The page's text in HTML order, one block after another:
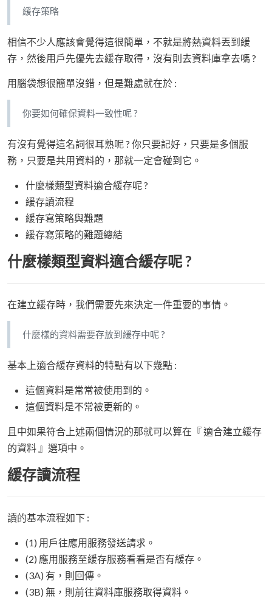
緩存策略
相信不少人應該會覺得這很簡單，不就是將熱資料丟到緩
存，然後用戶先優先去緩存取得，沒有則去資料庫拿去嗎 ?
用腦袋想很簡單沒錯，但是難處就在於 :
你要如何確保資料一致性呢 ?
有沒有覺得這名詞很耳熟呢 ? 你只要記好，只要是多個服
務，只要是共用資料的，那就一定會碰到它。
什麼樣類型資料適合緩存呢 ?
緩存讀流程
緩存寫策略與難題
緩存寫策略的難題總結
什麼樣類型資料適合緩存呢 ?
在建立緩存時，我們需要先來決定一件重要的事情。
什麼樣的資料需要存放到緩存中呢 ?
基本上適合緩存資料的特點有以下幾點 :
這個資料是常常被使用到的。
這個資料是不常被更新的。
且中如果符合上述兩個情況的那就可以算在『 適合建立緩存
的資料 』選項中。
緩存讀流程
讀的基本流程如下 :
(1) 用戶往應用服務發送請求。
(2) 應用服務至緩存服務看看是否有緩存。
(3A) 有，則回傳。
(3B) 無，則前往資料庫服務取得資料。